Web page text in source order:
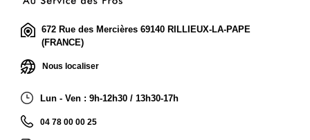
672 Rue des Mercières 69140 RILLIEUX-LA-PAPE
(FRANCE)
Nous localiser
Lun - Ven : 9h-12h30 / 13h30-17h
04 78 00 00 25